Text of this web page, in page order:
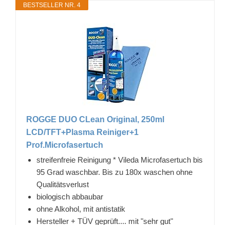
BESTSELLER NR. 4
ROGGE DUO CLean Original, 250ml
LCD/TFT+Plasma Reiniger+1
Prof.Microfasertuch
streifenfreie Reinigung * Vileda Microfasertuch bis
95 Grad waschbar. Bis zu 180x waschen ohne
Qualitätsverlust
biologisch abbaubar
ohne Alkohol, mit antistatik
Hersteller + TÜV geprüft.... mit "sehr gut"